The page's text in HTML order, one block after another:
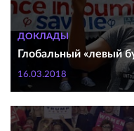
ДОКЛАДЫ
Глобальный «левый
16.03.2018